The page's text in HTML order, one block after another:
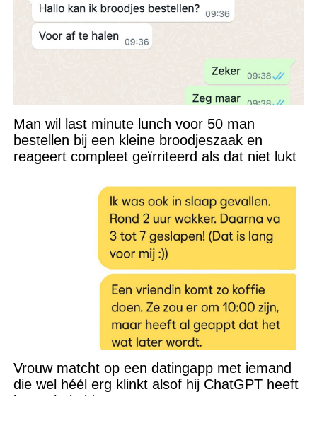
Man wil last minute lunch voor 50 man
bestellen bij een kleine broodjeszaak en
reageert compleet geïrriteerd als dat niet lukt
Vrouw matcht op een datingapp met iemand
die wel héél erg klinkt alsof hij ChatGPT heeft
ingeschakeld